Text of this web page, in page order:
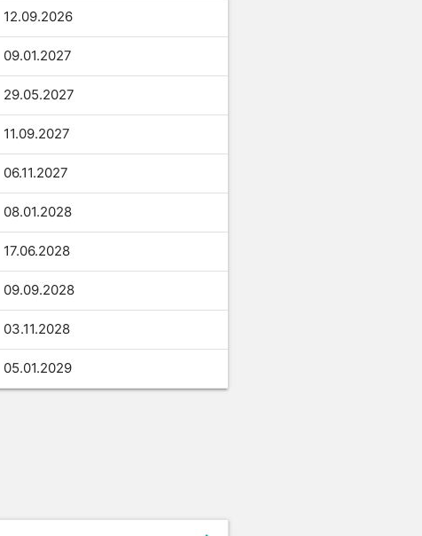
12.09.2026
09.01.2027
29.05.2027
11.09.2027
06.11.2027
08.01.2028
17.06.2028
09.09.2028
03.11.2028
05.01.2029